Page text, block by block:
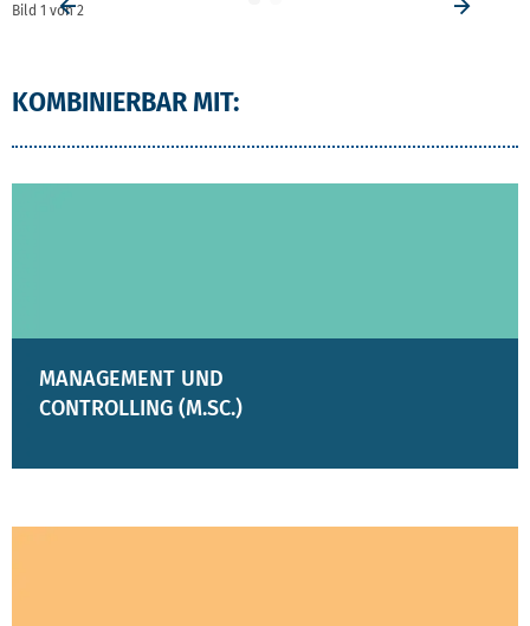
Bild 1 von2
KOMBINIERBAR MIT:
MANAGEMENT UND
CONTROLLING (M.SC.)